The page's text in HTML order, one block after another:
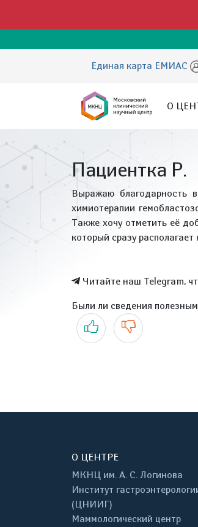
Единая карта ЕМИАС
О
Пациентка Р.
Выражаю благодарность
химиотерапии
Также хочу отметить её
который сразу
Читайте наш Telegram,
Были ли сведения
Да Нет
О ЦЕНТРЕ
МКНЦ им. А. С. Логинова
Институт
(ЦНИИГ)
Маммологический центр